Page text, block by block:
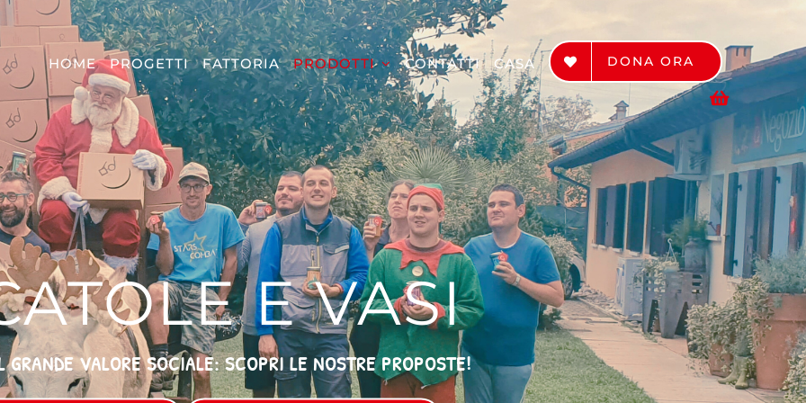
HOME PROGETTI FATTORIA PRODOTTI CONTATTI CASA DONA ORA
E VASI
GRANDE VALORE SOCIALE: SCOPRI LE NOSTRE PROPOSTE!